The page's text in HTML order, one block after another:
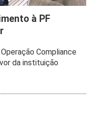
à PF
Compliance
da instituição